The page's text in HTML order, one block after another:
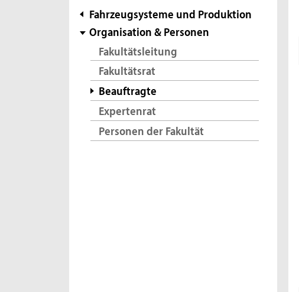
hier:
Subnavigation
Fahrzeugsysteme und Produktion
Organisation & Personen
Fakultätsleitung
Fakultätsrat
Beauftragte
Expertenrat
Personen der Fakultät